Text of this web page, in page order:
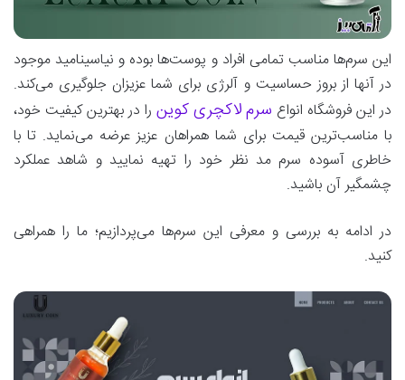
این سرم‌ها مناسب تمامی افراد و پوست‌ها بوده و نیاسینامید موجود
در آنها از بروز حساسیت و آلرژی برای شما عزیزان جلوگیری می‌کند.
در این فروشگاه انواع سرم لاکچری کوین را در بهترین کیفیت خود،
با مناسب‌ترین قیمت برای شما همراهان عزیز عرضه می‌نماید. تا با
خاطری آسوده سرم مد نظر خود را تهیه نمایید و شاهد عملکرد
چشمگیر آن باشید.
در ادامه به بررسی و معرفی این سرم‌ها می‌پردازیم؛ ما را همراهی
کنید.